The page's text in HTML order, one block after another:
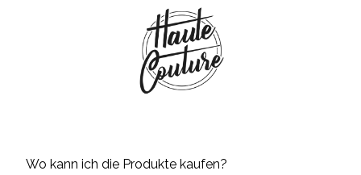
Wo kann ich die Produkte kaufen?